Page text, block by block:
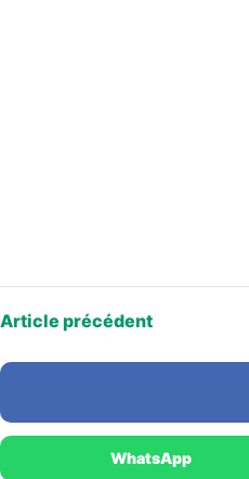
Article précédent
WhatsApp